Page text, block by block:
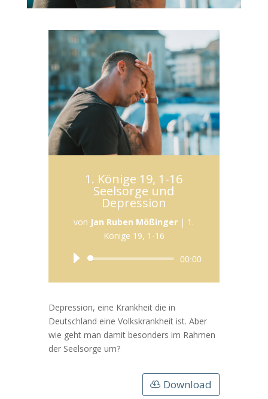
1. Könige 19, 1-16
Seelsorge und
Depression
von Jan Ruben Mößinger | 1.
Könige 19, 1-16
Audio-
00:00
Depression, eine Krankheit die in
Deutschland eine Volkskrankheit ist. Aber
wie geht man damit besonders im Rahmen
der Seelsorge um?
Download